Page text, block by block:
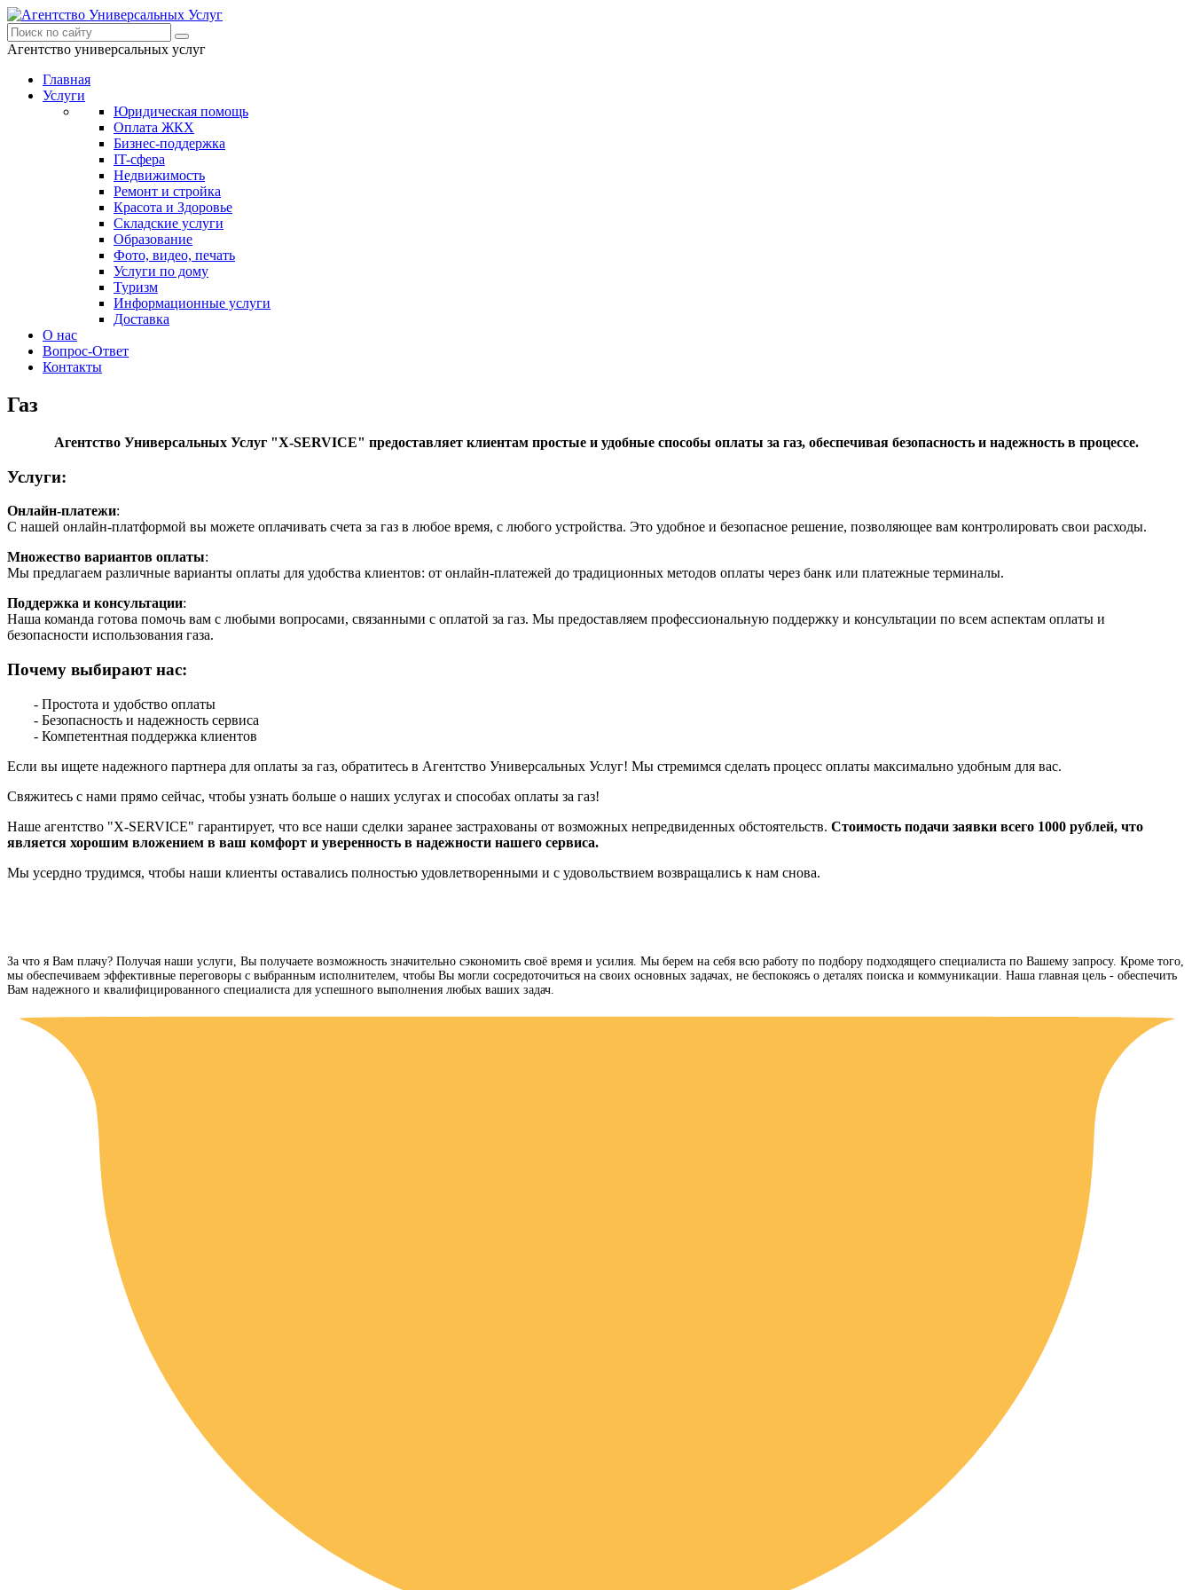
Агентство универсальных услуг
Главная
Услуги
Юридическая помощь
Оплата ЖКХ
Бизнес-поддержка
IT-сфера
Недвижимость
Ремонт и стройка
Красота и Здоровье
Складские услуги
Образование
Фото, видео, печать
Услуги по дому
Туризм
Информационные услуги
Доставка
О нас
Вопрос-Ответ
Контакты
Газ
Агентство Универсальных Услуг "X-SERVICE" предоставляет клиентам простые и удобные способы оплаты за газ, обеспечивая безопасность и надежность в процессе.
Услуги:
Онлайн-платежи:
С нашей онлайн-платформой вы можете оплачивать счета за газ в любое время, с любого устройства. Это удобное и безопасное решение, позволяющее вам контролировать свои расходы.
Множество вариантов оплаты:
Мы предлагаем различные варианты оплаты для удобства клиентов: от онлайн-платежей до традиционных методов оплаты через банк или платежные терминалы.
Поддержка и консультации:
Наша команда готова помочь вам с любыми вопросами, связанными с оплатой за газ. Мы предоставляем профессиональную поддержку и консультации по всем аспектам оплаты и
безопасности использования газа.
Почему выбирают нас:
- Простота и удобство оплаты
- Безопасность и надежность сервиса
- Компетентная поддержка клиентов
Если вы ищете надежного партнера для оплаты за газ, обратитесь в Агентство Универсальных Услуг! Мы стремимся сделать процесс оплаты максимально удобным для вас.
Свяжитесь с нами прямо сейчас, чтобы узнать больше о наших услугах и способах оплаты за газ!
Наше агентство "X-SERVICE" гарантирует, что все наши сделки заранее застрахованы от возможных непредвиденных обстоятельств. Стоимость подачи заявки всего 1000 рублей, что
является хорошим вложением в ваш комфорт и уверенность в надежности нашего сервиса.
Мы усердно трудимся, чтобы наши клиенты оставались полностью удовлетворенными и с удовольствием возвращались к нам снова.
За что я Вам плачу? Получая наши услуги, Вы получаете возможность значительно сэкономить своё время и усилия. Мы берем на себя всю работу по подбору подходящего специалиста по Вашему запросу. Кроме того,
мы обеспечиваем эффективные переговоры с выбранным исполнителем, чтобы Вы могли сосредоточиться на своих основных задачах, не беспокоясь о деталях поиска и коммуникации. Наша главная цель - обеспечить
Вам надежного и квалифицированного специалиста для успешного выполнения любых ваших задач.